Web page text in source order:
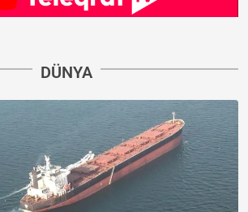
DÜNYA